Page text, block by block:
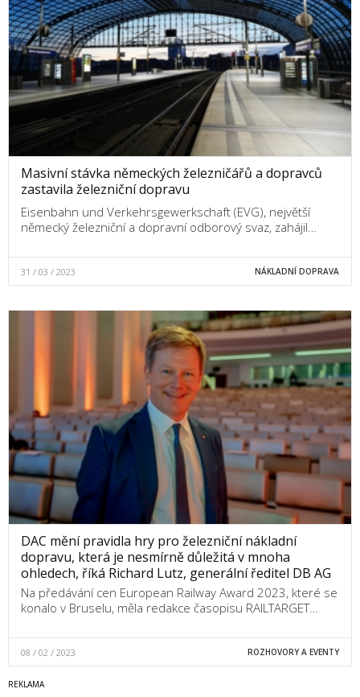
Masivní stávka německých železničářů a dopravců
zastavila železniční dopravu
Eisenbahn und Verkehrsgewerkschaft (EVG), největší
německý železniční a dopravní odborový svaz, zahájil…
31 / 03 / 2023 NÁKLADNÍ DOPRAVA
DAC mění pravidla hry pro železniční nákladní
dopravu, která je nesmírně důležitá v mnoha
ohledech, říká Richard Lutz, generální ředitel DB AG
Na předávání cen European Railway Award 2023, které se
konalo v Bruselu, měla redakce časopisu RAILTARGET…
08 / 02 / 2023 ROZHOVORY A EVENTY